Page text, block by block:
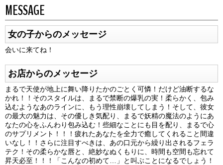
MESSAGE
女の子からのメッセージ
会いに来てね！
お店からのメッセージ
まるで天使が地上に舞い降りたかのごとく可憐！だけど油断するな
かれ！！そのスタイルは、まるで禁断の爆乳の実！柔らかく、包み
込むようなあのラインに、もう理性崩壊してしまう！そして、彼女
の最大の魅力は、その優しき気配り、まるで妖精の魔法のようにあ
なたの心をふんわり包み込む！些細なことにも目を配り、まるで心
のサプリメント！！！疲れたあなたを全力で癒してくれること間違
いなし！！さらに注目すべきは、あの口元から繰り出されるフェラ
テク！その柔らかな唇と、絶妙なぬくもりに、時間も空間も忘れて
昇天必至！！！「こんなの初めて…」と叫ぶことになるでしょう！